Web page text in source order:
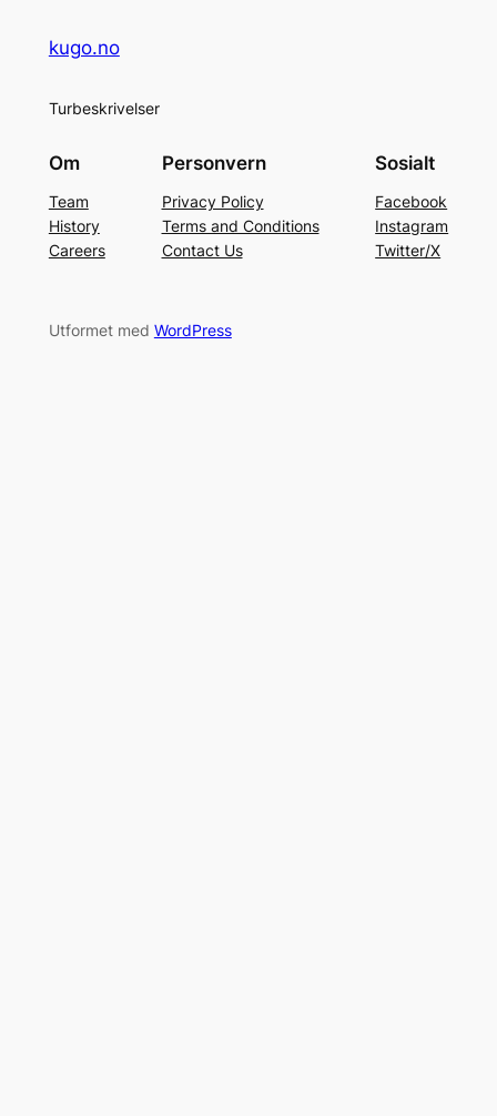
kugo.no
Turbeskrivelser
Om
Team
History
Careers
Personvern
Privacy Policy
Terms and Conditions
Contact Us
Sosialt
Facebook
Instagram
Twitter/X
Utformet med WordPress